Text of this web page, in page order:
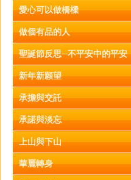
愛心可以做橋樑
做個有品的人
聖誕節反思─不平安中的平安
新年新願望
承擔與交託
承諾與淡忘
上山與下山
華麗轉身